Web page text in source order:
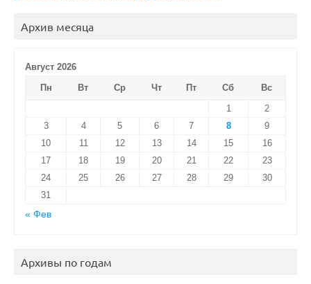
Архив месяца
Август 2026
Пн
Вт Ср Чт Пт Сб
Вс
1
2
3
4 5 6 7 8
9
10
11 12 13 14 15
16
17
18 19 20 21 22
23
24
25 26 27 28 29
30
31
« Фев
Архивы по годам